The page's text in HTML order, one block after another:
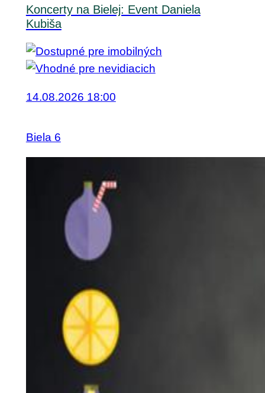
Koncerty na Bielej: Event Daniela
Kubiša
14.08.2026 18:00
Biela 6